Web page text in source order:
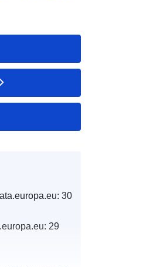
30
29